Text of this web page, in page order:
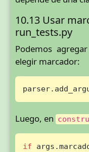
10.13 Usar
run_tests.py
Podemos
elegir marcador:
Luego, en
if